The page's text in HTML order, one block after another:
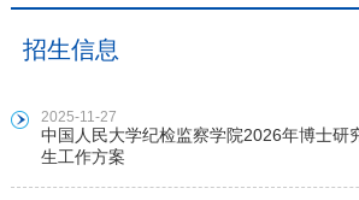
招生信息
2025-11-27
中国人民大学纪检监察学院2026年博士研
生工作方案